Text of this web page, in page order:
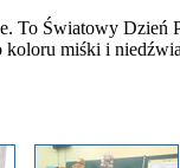
To Światowy
koloru miśki i